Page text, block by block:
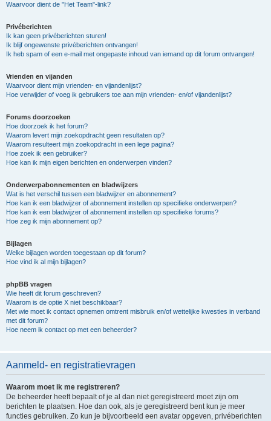
Waarvoor dient de "Het Team"-link?
Privéberichten
Ik kan geen privéberichten sturen!
Ik blijf ongewenste privéberichten ontvangen!
Ik heb spam of een e-mail met ongepaste inhoud van iemand op dit forum ontvangen!
Vrienden en vijanden
Waarvoor dient mijn vrienden- en vijandenlijst?
Hoe verwijder of voeg ik gebruikers toe aan mijn vrienden- en/of vijandenlijst?
Forums doorzoeken
Hoe doorzoek ik het forum?
Waarom levert mijn zoekopdracht geen resultaten op?
Waarom resulteert mijn zoekopdracht in een lege pagina?
Hoe zoek ik een gebruiker?
Hoe kan ik mijn eigen berichten en onderwerpen vinden?
Onderwerpabonnementen en bladwijzers
Wat is het verschil tussen een bladwijzer en abonnement?
Hoe kan ik een bladwijzer of abonnement instellen op specifieke onderwerpen?
Hoe kan ik een bladwijzer of abonnement instellen op specifieke forums?
Hoe zeg ik mijn abonnement op?
Bijlagen
Welke bijlagen worden toegestaan op dit forum?
Hoe vind ik al mijn bijlagen?
phpBB vragen
Wie heeft dit forum geschreven?
Waarom is de optie X niet beschikbaar?
Met wie moet ik contact opnemen omtrent misbruik en/of wettelijke kwesties in verband
met dit forum?
Hoe neem ik contact op met een beheerder?
Aanmeld- en registratievragen
Waarom moet ik me registreren?
De beheerder heeft bepaalt of je al dan niet geregistreerd moet zijn om
berichten te plaatsen. Hoe dan ook, als je geregistreerd bent kun je meer
functies gebruiken. Zo kun je bijvoorbeeld een avatar opgeven, privéberichten